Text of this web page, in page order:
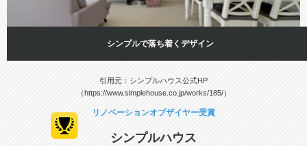
シンプルで落ち着くデザイン
引用元：シンプルハウス公式HP
（https://www.simplehouse.co.jp/works/185/）
リノベーションオブザイヤー受賞
シンプルハウス